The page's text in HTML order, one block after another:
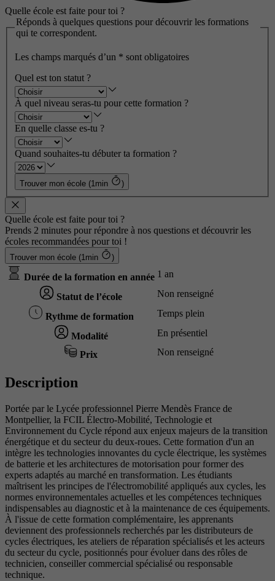
Quelle école est faite pour toi ?
Réponds à quelques questions pour découvrir les formations
qui te correspondent.
Les champs marqués d’un * sont obligatoires
Quel est ton statut ?
À quel niveau seras-tu pour cette formation ?
En quelle classe es-tu ?
Quand souhaites-tu débuter ta formation ?
Trouver mon école (1min )
Quelle école est faite pour toi ?
Prends 2 minutes pour répondre à nos questions et découvrir les
écoles recommandées pour toi !
Trouver mon école (1min )
Durée de la formation en année 1 an
Statut de l’école Non renseigné
Rythme de formation Temps plein
Modalité En présentiel
Prix Non renseigné
Description
Portée par le Lycée professionnel Pierre Mendès France de
Montpellier, la FCIL Électro-Mobilité, Technologie et
Environnement du Cycle répond aux enjeux majeurs de la transition
énergétique et du secteur du deux-roues. Cette formation d'un an
intègre les technologies innovantes du cycle électrique, les systèmes
de batterie et les architectures de motorisation pour former des
experts adaptés au marché en transformation. Les étudiants
maîtrisent les principes de l'électromobilité appliqués aux cycles, les
normes environnementales actuelles et les compétences techniques
indispensables au diagnostic et à la maintenance de ces équipements.
À l'issue de cette formation complémentaire, les apprenants
deviennent des professionnels recherchés par les distributeurs de
cycles électriques, les ateliers de réparation spécialisés et les acteurs
du secteur du cycle, positionnés pour évoluer dans des rôles de
technicien, conseiller commercial spécialisé ou responsable
technique.